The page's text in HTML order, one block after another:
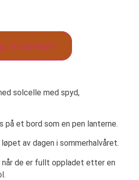
i handlekurv
solcelle med spyd,
på et bord som en pen lanterne.
av dagen i sommerhalvåret.
når de er fullt oppladet etter en